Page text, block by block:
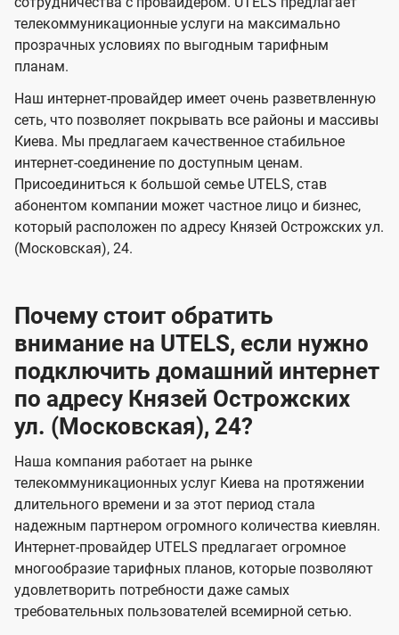
s
д
е
н
и
я
д
е
и
я
телекоммуникационные услуги на максимально
прозрачных условиях по выгодным тарифным
планам.
Наш интернет-провайдер имеет очень разветвленную
сеть, что позволяет покрывать все районы и массивы
Киева. Мы предлагаем качественное стабильное
интернет-соединение по доступным ценам.
Присоединиться к большой семье UTELS, став
абонентом компании может частное лицо и бизнес,
который расположен по адресу Князей Острожских ул.
(Московская), 24.
Почему стоит обратить
внимание на UTELS, если нужно
подключить домашний интернет
по адресу Князей Острожских
ул. (Московская), 24?
Наша компания работает на рынке
телекоммуникационных услуг Киева на протяжении
длительного времени и за этот период стала
надежным партнером огромного количества киевлян.
Интернет-провайдер UTELS предлагает огромное
многообразие тарифных планов, которые позволяют
удовлетворить потребности даже самых
требовательных пользователей всемирной сетью.